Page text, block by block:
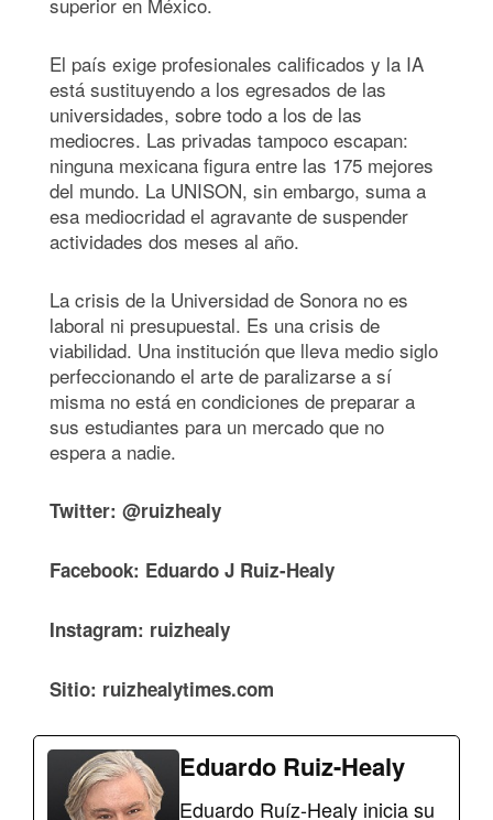
El país exige profesionales calificados y la IA
está sustituyendo a los egresados de las
universidades, sobre todo a los de las
mediocres. Las privadas tampoco escapan:
ninguna mexicana figura entre las 175 mejores
del mundo. La UNISON, sin embargo, suma a
esa mediocridad el agravante de suspender
actividades dos meses al año.
La crisis de la Universidad de Sonora no es
laboral ni presupuestal. Es una crisis de
viabilidad. Una institución que lleva medio siglo
perfeccionando el arte de paralizarse a sí
misma no está en condiciones de preparar a
sus estudiantes para un mercado que no
espera a nadie.
Twitter: @ruizhealy
Facebook: Eduardo J Ruiz-Healy
Instagram: ruizhealy
Sitio: ruizhealytimes.com
Eduardo Ruiz-Healy
Eduardo Ruíz-Healy inicia su